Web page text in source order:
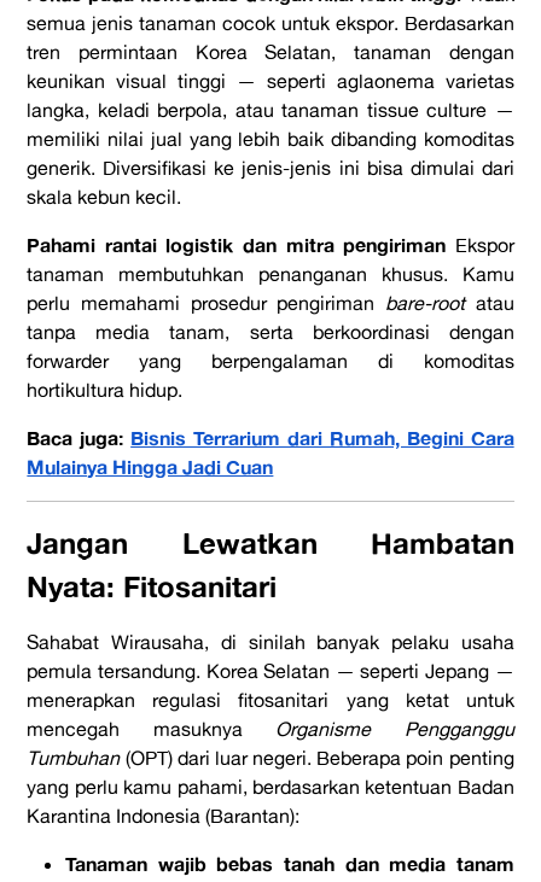
semua jenis tanaman cocok untuk ekspor. Berdasarkan
tren permintaan Korea Selatan, tanaman dengan
keunikan visual tinggi — seperti aglaonema varietas
langka, keladi berpola, atau tanaman tissue culture —
memiliki nilai jual yang lebih baik dibanding komoditas
generik. Diversifikasi ke jenis-jenis ini bisa dimulai dari
skala kebun kecil.
Pahami rantai logistik dan mitra pengiriman Ekspor
tanaman membutuhkan penanganan khusus. Kamu
perlu memahami prosedur pengiriman bare-rootatau
tanpa media tanam, serta berkoordinasi dengan
forwarder yang berpengalaman di komoditas
hortikultura hidup.
Baca juga: Bisnis Terrarium dari Rumah, Begini Cara
Mulainya Hingga Jadi Cuan
Jangan Lewatkan Hambatan
Nyata: Fitosanitari
Sahabat Wirausaha, di sinilah banyak pelaku usaha
pemula tersandung. Korea Selatan — seperti Jepang —
menerapkan regulasi fitosanitari yang ketat untuk
mencegah masuknya Organisme Pengganggu
Tumbuhan(OPT) dari luar negeri. Beberapa poin penting
yang perlu kamu pahami, berdasarkan ketentuan Badan
Karantina Indonesia (Barantan):
Tanaman wajib bebas tanah dan media tanam